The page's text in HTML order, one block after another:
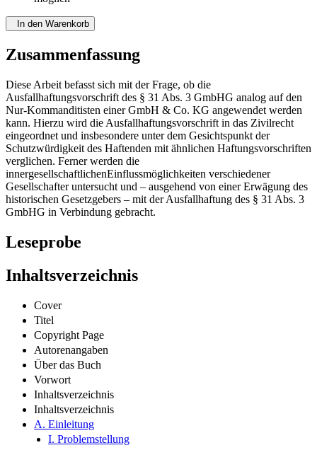
In den Warenkorb
Zusammenfassung
Diese Arbeit befasst sich mit der Frage, ob die
Ausfallhaftungsvorschrift des § 31 Abs. 3 GmbHG analog auf den
Nur-Kommanditisten einer GmbH & Co. KG angewendet werden
kann. Hierzu wird die Ausfallhaftungsvorschrift in das Zivilrecht
eingeordnet und insbesondere unter dem Gesichtspunkt der
Schutzwürdigkeit des Haftenden mit ähnlichen Haftungsvorschriften
verglichen. Ferner werden die
innergesellschaftlichenEinflussmöglichkeiten verschiedener
Gesellschafter untersucht und – ausgehend von einer Erwägung des
historischen Gesetzgebers – mit der Ausfallhaftung des § 31 Abs. 3
GmbHG in Verbindung gebracht.
Leseprobe
Inhaltsverzeichnis
Cover
Titel
Copyright Page
Autorenangaben
Über das Buch
Vorwort
Inhaltsverzeichnis
Inhaltsverzeichnis
A. Einleitung
I. Problemstellung